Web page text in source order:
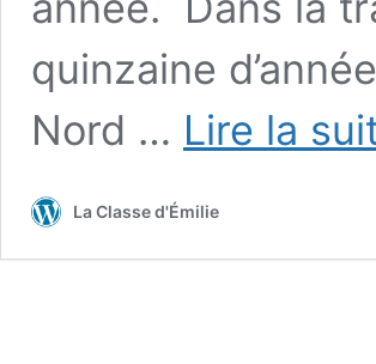
quinzaine
Nord … Lire la
La Classe d'Émilie